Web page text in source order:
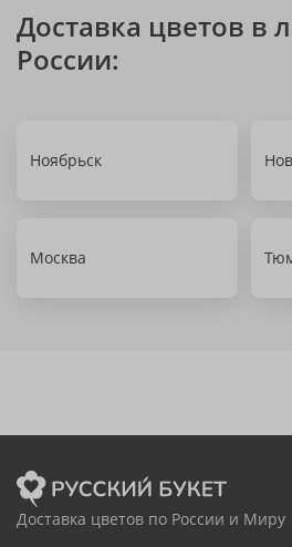
Доставка цветов в
России:
Ноябрьск
Москва
Доставка цветов по России и Миру